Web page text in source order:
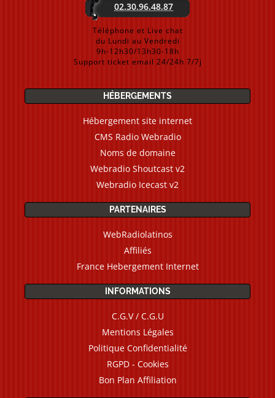
02.30.96.48.87
Téléphone et Live chat
du Lundi au Vendredi
9h-12h30/13h30-18h
Support ticket email 24/24h 7/7j
HÉBERGEMENTS
Hébergement site internet
CMS Radio Webradio
Noms de domaine
Webradio Shoutcast v2
Webradio Icecast v2
PARTENAIRES
WebRadiolatinos
Affiliés
France Hebergement Internet
INFORMATIONS
C.G.V / C.G.U
Mentions Légales
Politique Confidentialité
RGPD - Cookies
Bon Plan Affiliation